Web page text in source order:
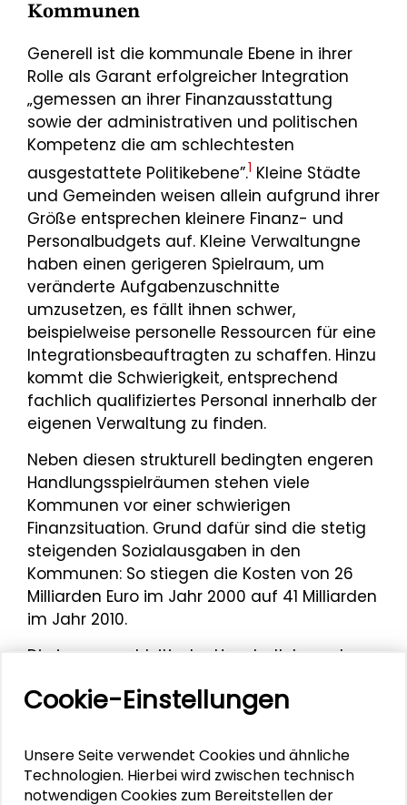
Kommunen
Generell ist die kommunale Ebene in ihrer
Rolle als Garant erfolgreicher Integration
„gemessen an ihrer Finanzausstattung
sowie der administrativen und politischen
Kompetenz die am schlechtesten
ausgestattete Politikebene”.1 Kleine Städte
und Gemeinden weisen allein aufgrund ihrer
Größe entsprechen kleinere Finanz- und
Personalbudgets auf. Kleine Verwaltungne
haben einen gerigeren Spielraum, um
veränderte Aufgabenzuschnitte
umzusetzen, es fällt ihnen schwer,
beispielweise personelle Ressourcen für eine
Integrationsbeauftragten zu schaffen. Hinzu
kommt die Schwierigkeit, entsprechend
fachlich qualifiziertes Personal innerhalb der
eigenen Verwaltung zu finden.
Neben diesen strukturell bedingten engeren
Handlungsspielräumen stehen viele
Kommunen vor einer schwierigen
Finanzsituation. Grund dafür sind die stetig
steigenden Sozialausgaben in den
Kommunen: So stiegen die Kosten von 26
Milliarden Euro im Jahr 2000 auf 41 Milliarden
im Jahr 2010.
Die insgesamt kritische Haushaltslage der
betrachtet werden: Während in den
die Gewerbesteuereinnahmen wieder
deutlich steigen, verharren die wirtschaftlich
schwächeren Städte und Gemeinden in der
Cookie-Einstellungen
Unsere Seite verwendet Cookies und ähnliche
Technologien. Hierbei wird zwischen technisch
notwendigen Cookies zum Bereitstellen der